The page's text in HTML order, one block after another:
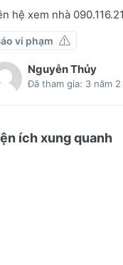
hệ xem nhà
vi phạm
Nguyễn Thủy
Đã tham gia: 3 năm
ích xung quanh